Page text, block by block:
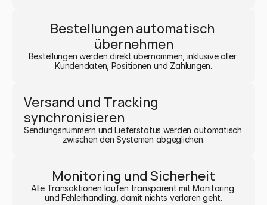
Bestellungen automatisch
übernehmen
Bestellungen werden direkt übernommen, inklusive aller
Kundendaten, Positionen und Zahlungen.
Versand und Tracking
synchronisieren
Sendungsnummern und Lieferstatus werden automatisch
zwischen den Systemen abgeglichen.
Monitoring und Sicherheit
Alle Transaktionen laufen transparent mit Monitoring
und Fehlerhandling, damit nichts verloren geht.